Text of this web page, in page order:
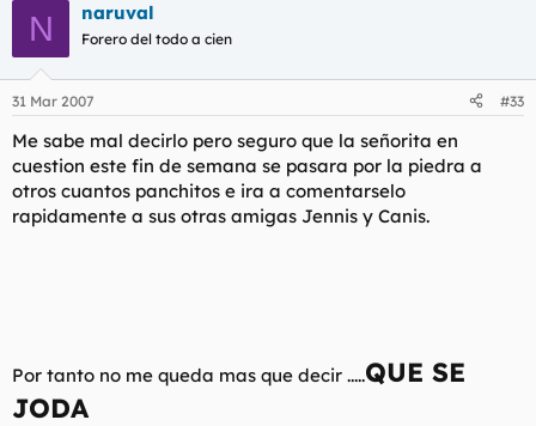
N naruval
Forero del todo a cien
31 Mar 2007 #33
Me sabe mal decirlo pero seguro que la señorita en
cuestion este fin de semana se pasara por la piedra a
otros cuantos panchitos e ira a comentarselo
rapidamente a sus otras amigas Jennis y Canis.
Por tanto no me queda mas que decir .....QUE SE
JODA